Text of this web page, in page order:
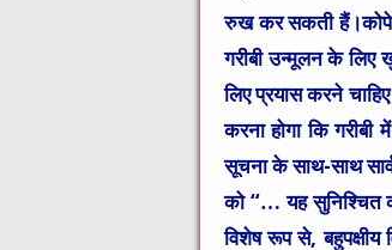
रुख कर सकती
गरीबी उन्मूलन के
लिए प्रयास करने
करना होगा कि गरीबी
सूचना के साथ-साथ
को “… यह सुनिश्चित
विशेष रूप से, बहुपक्षीय